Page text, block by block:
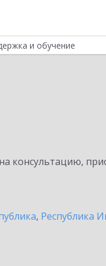
и обучение
консультацию,
, Республика